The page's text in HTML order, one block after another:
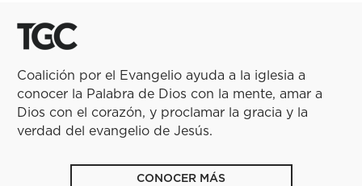
Coalición por el Evangelio ayuda a la iglesia a
conocer la Palabra de Dios con la mente, amar a
Dios con el corazón, y proclamar la gracia y la
verdad del evangelio de Jesús.
CONOCER MÁS